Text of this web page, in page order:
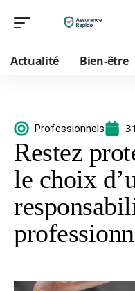
Actualité Bien-être
Professionnels
Restez
le choix